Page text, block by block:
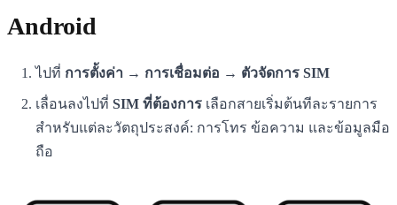
Android
ไปที่ การตั้งค่า → การเชื่อมต่อ → ตัวจัดการ SIM
เลื่อนลงไปที่ SIM ที่ต้องการ เลือกสายเริ่มต้นทีละรายการ
สำหรับแต่ละวัตถุประสงค์: การโทร ข้อความ และข้อมูลมือ
ถือ